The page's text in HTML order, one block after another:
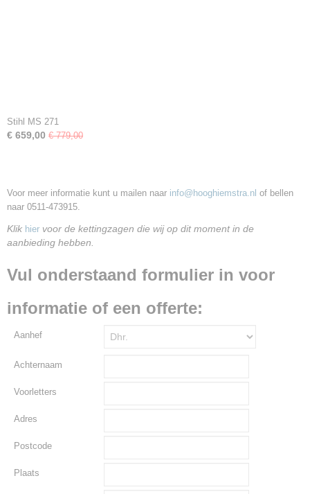
Stihl MS 271
€ 659,00 € 779,00
Voor meer informatie kunt u mailen naar info@hooghiemstra.nl of bellen
naar 0511-473915.
Klik hier voor de kettingzagen die wij op dit moment in de
aanbieding hebben.
Vul onderstaand formulier in voor
informatie of een offerte:
Aanhef
Achternaam
Voorletters
Adres
Postcode
Plaats